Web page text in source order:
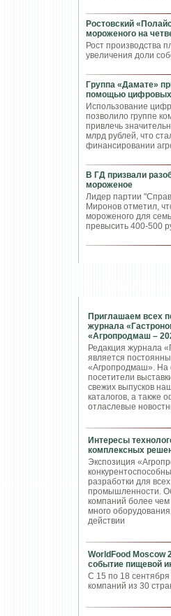
Ростовский
мороженого на
Рост производства
увеличения доли
Группа «Дамате»
помощью цифровых
Использование
позволило группе
привлечь
млрд рублей, что
финансировании
В ГД призвали
мороженое
Лидер партии
Миронов отметил,
мороженого для
превысить 400-500
Приглашаем всех
журнала
«Агропродмаш –
Редакция журнала
является
«Агропродмаш». На
посетители
свежих выпусков
каталогов, а также
отласлевые
Интересы
комплексных
Экспозиция
разработки для
промышленности.
компаний более
много
действии
WorldFood Moscow
событие пищевой
С 15 по 18 сентября
компаний из 30